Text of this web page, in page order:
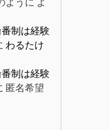
制は経験
わるたけ
制は経験
匿名希望